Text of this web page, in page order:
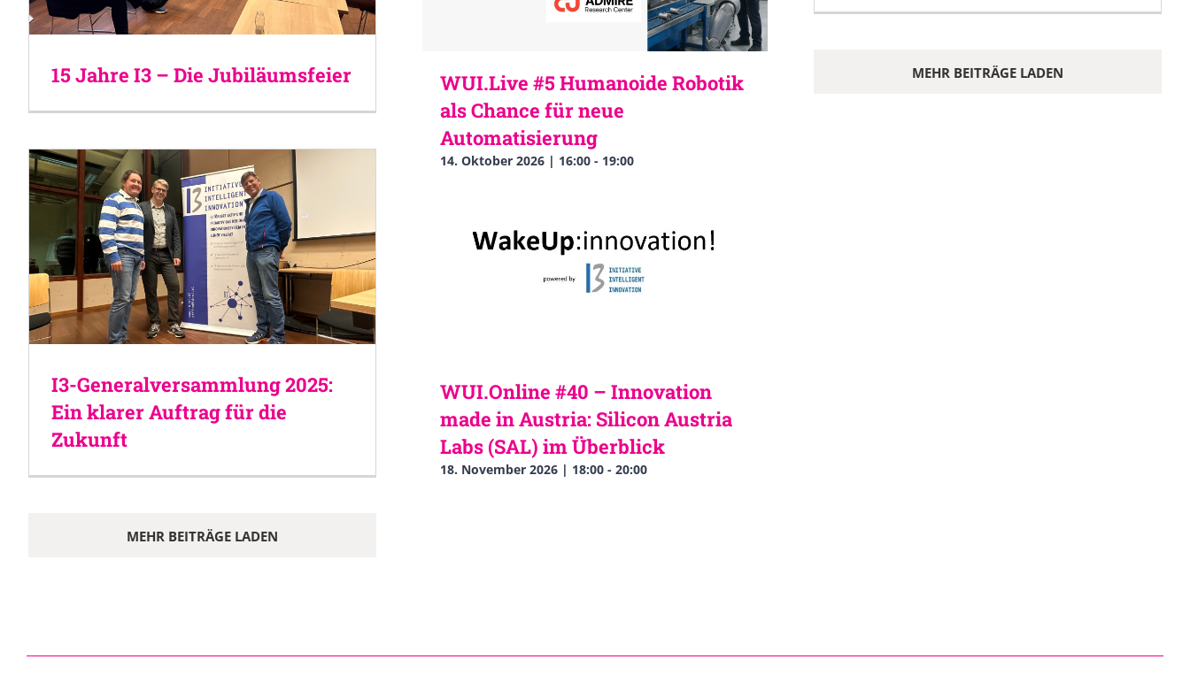
15 Jahre I3 – Die Jubiläumsfeier
I3-Generalversammlung 2025:
Ein klarer Auftrag für die
Zukunft
MEHR BEITRÄGE LADEN
WUI.Live #5 Humanoide Robotik
als Chance für neue
Automatisierung
14. Oktober 2026 | 16:00- 19:00
WUI.Online #40 – Innovation
made in Austria: Silicon Austria
Labs (SAL) im Überblick
18. November 2026 | 18:00- 20:00
MEHR BEITRÄGE LADEN